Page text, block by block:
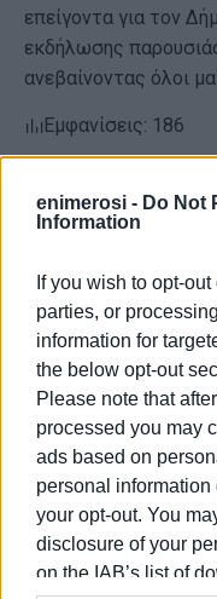
enimerosi - Do Not
Information
If you wish to opt-
parties, or
information for
the below opt-out
Please note that
processed you may
ads based on
personal
your opt-out. You
disclosure of your
on the IAB’s list of
επείγοντα για τον
εκδήλωσης
ανεβαίνοντας όλοι
Εμφανίσεις: 186
Ακολουθήστε το